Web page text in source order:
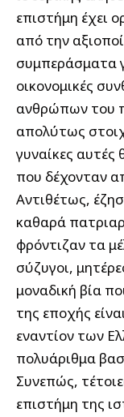
επιστήμη έχει
από την
συμπεράσματα
οικονομικές
ανθρώπων του
απολύτως
γυναίκες αυτές
που δέχονταν
Αντιθέτως,
καθαρά
φρόντιζαν τα
σύζυγοι,
μοναδική βία
της εποχής
εναντίον των
πολυάριθμα
Συνεπώς,
επιστήμη της